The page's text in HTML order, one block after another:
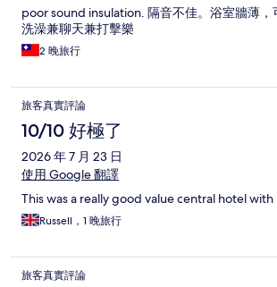
poor sound insulation. 隔音不佳。浴室牆薄
洗澡兼聊天兼打擊樂
2 晚旅行
旅客真實評論
10/10 好極了
2026 年 7 月 23 日
使用 Google 翻譯
This was a really good value central hotel
Russell，1 晚旅行
旅客真實評論